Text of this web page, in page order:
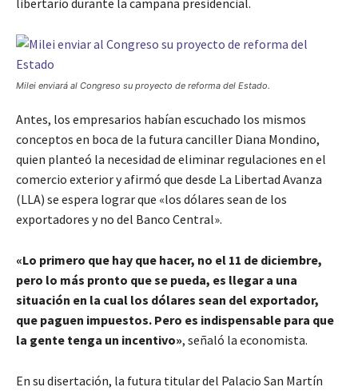
Milei enviará al Congreso su proyecto de reforma del Estado.
Antes, los empresarios habían escuchado los mismos
conceptos en boca de la futura canciller Diana Mondino,
quien planteó la necesidad de eliminar regulaciones en el
comercio exterior y afirmó que desde La Libertad Avanza
(LLA) se espera lograr que «los dólares sean de los
exportadores y no del Banco Central».
«Lo primero que hay que hacer, no el 11 de diciembre,
pero lo más pronto que se pueda, es llegar a una
situación en la cual los dólares sean del exportador,
que paguen impuestos. Pero es indispensable para que
la gente tenga un incentivo», señaló la economista.
En su disertación, la futura titular del Palacio San Martín